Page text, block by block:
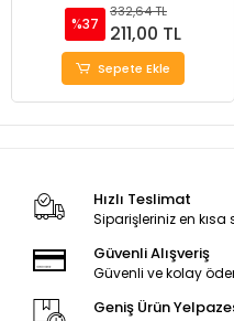
%37
332,64 TL
211,00 TL
Sepete Ekle
Hızlı Teslimat
Siparişleriniz en kısa
Güvenli Alışveriş
Güvenli ve kolay
Geniş Ürün